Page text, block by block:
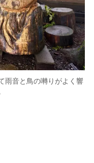
雨音と鳥の囀りがよく響